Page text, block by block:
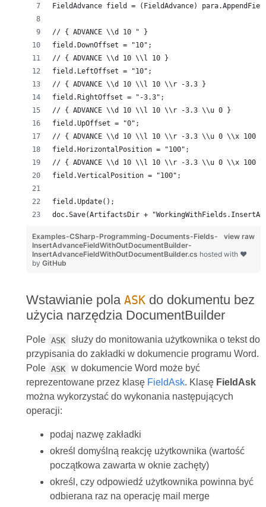
FieldAdvance field = (FieldAdvance)
// { ADVANCE \\d 10 " }
field.DownOffset = "10";
// { ADVANCE \\d 10 \\l 10 }
field.LeftOffset = "10";
// { ADVANCE \\d 10 \\l 10 \\r -3.3 }
field.RightOffset = "-3.3";
// { ADVANCE \\d 10 \\l 10 \\r -3.3 \\u 0 }
field.UpOffset = "0";
// { ADVANCE \\d 10 \\l 10 \\r -3.3 \\u 0 \\x 100 }
field.HorizontalPosition = "100";
// { ADVANCE \\d 10 \\l 10 \\r -3.3 \\u 0 \\x 100
field.VerticalPosition = "100";
field.Update();
doc.Save(ArtifactsDir +
view raw
Examples-CSharp-Programming-Documents-Fields-
InsertAdvanceFieldWithOutDocumentBuilder-
InsertAdvanceFieldWithOutDocumentBuilder.cs hosted with ❤
by GitHub
Wstawianie pola ASKdo dokumentu bez
użycia narzędzia DocumentBuilder
Pole ASK
służy do monitowania użytkownika o tekst do
przypisania do zakładki w dokumencie programu Word.
Pole ASK
w dokumencie Word może być
reprezentowane przez klasę FieldAsk. Klasę FieldAsk
można wykorzystać do wykonania następujących
operacji:
podaj nazwę zakładki
określ domyślną reakcję użytkownika (wartość
początkowa zawarta w oknie zachęty)
określ, czy odpowiedź użytkownika powinna być
odbierana raz na operację mail merge